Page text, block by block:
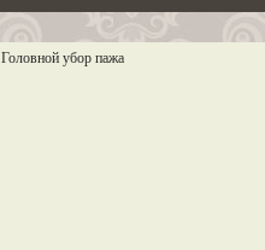
Головной убор пажа